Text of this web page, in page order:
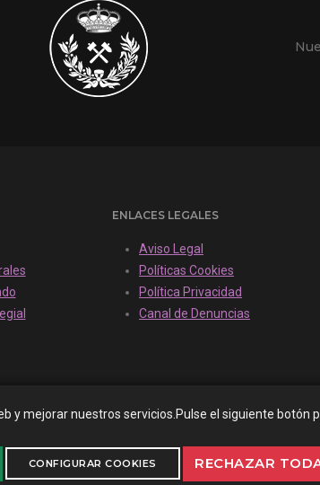
mejorar nuestros servicios.Pulse el siguiente botón
CONFIGURAR COOKIES RECHAZAR
ENLACES LEGALES
Aviso Legal
Políticas Cookies
Política Privacidad
Canal de Denuncias